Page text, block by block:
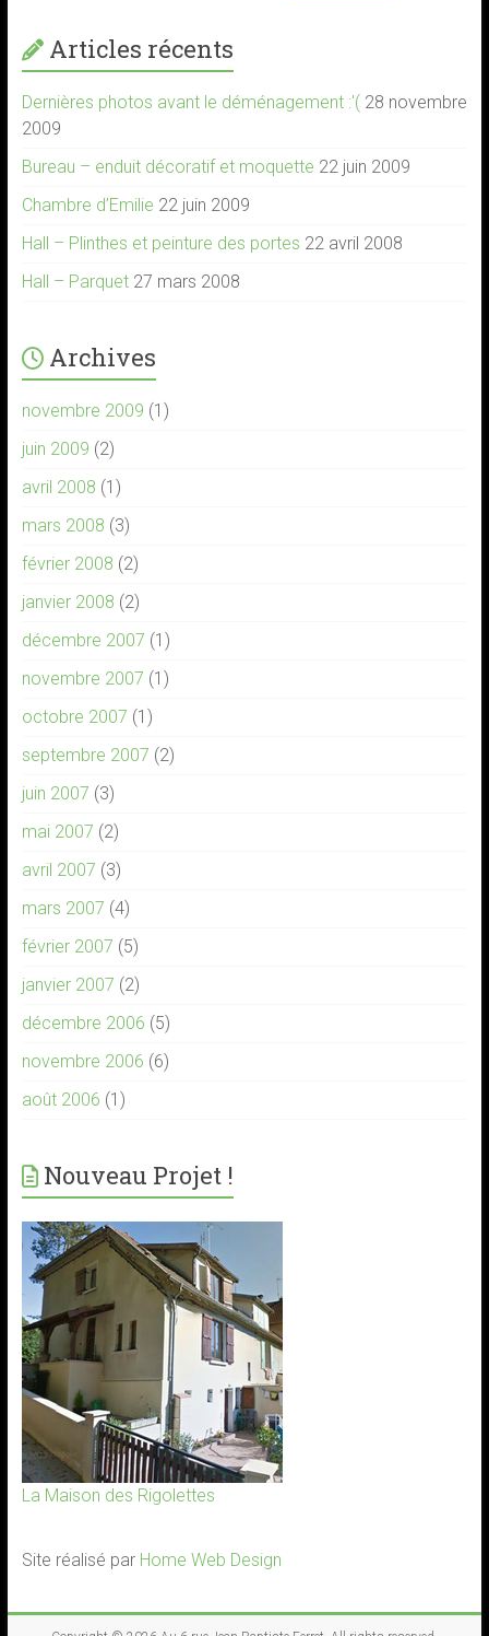
Articles récents
Dernières photos avant le déménagement :'( 28 novembre
2009
Bureau – enduit décoratif et moquette 22 juin 2009
Chambre d’Emilie 22 juin 2009
Hall – Plinthes et peinture des portes 22 avril 2008
Hall – Parquet 27 mars 2008
Archives
novembre 2009 (1)
juin 2009 (2)
avril 2008 (1)
mars 2008 (3)
février 2008 (2)
janvier 2008 (2)
décembre 2007 (1)
novembre 2007 (1)
octobre 2007 (1)
septembre 2007 (2)
juin 2007 (3)
mai 2007 (2)
avril 2007 (3)
mars 2007 (4)
février 2007 (5)
janvier 2007 (2)
décembre 2006 (5)
novembre 2006 (6)
août 2006 (1)
Nouveau Projet !
La Maison des Rigolettes
Site réalisé par Home Web Design